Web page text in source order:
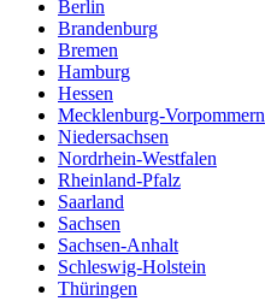
Berlin
Brandenburg
Bremen
Hamburg
Hessen
Mecklenburg-Vorpommern
Niedersachsen
Nordrhein-Westfalen
Rheinland-Pfalz
Saarland
Sachsen
Sachsen-Anhalt
Schleswig-Holstein
Thüringen